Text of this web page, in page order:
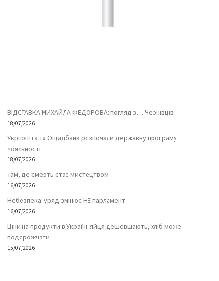
ВІДСТАВКА МИХАЙЛА ФЕДОРОВА: погляд з… Чернівців
18/07/2026
Укрпошта та Ощадбанк розпочали державну програму
лояльності
18/07/2026
Там, де смерть стає мистецтвом
16/07/2026
Небезпека: уряд змінює НЕ парламент
16/07/2026
Ціни на продукти в Україні: яйця дешевшають, хліб може
подорожчати
15/07/2026